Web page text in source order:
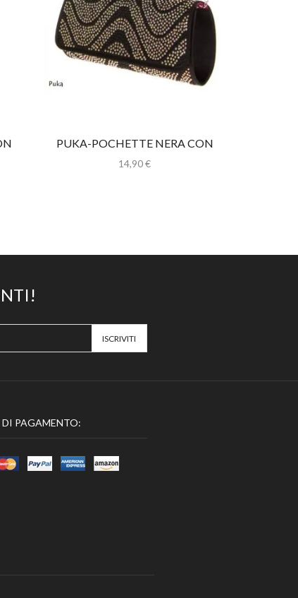
PUKA-POCHETTE NERA CON
STRASS
14,90€
PAGAMENTO: